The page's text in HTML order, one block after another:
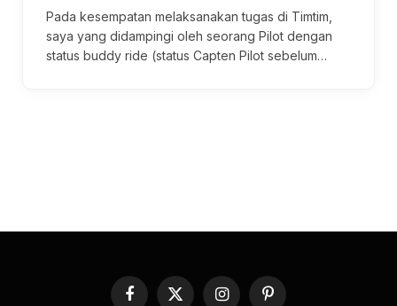
Pada kesempatan melaksanakan tugas di Timtim,
saya yang didampingi oleh seorang Pilot dengan
status buddy ride (status Capten Pilot sebelum…
Facebook
X InstagramPinterest